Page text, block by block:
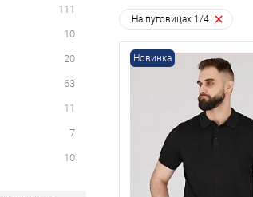
111
10
20
63
11
7
10
На пуговицах 1/4
Новинка